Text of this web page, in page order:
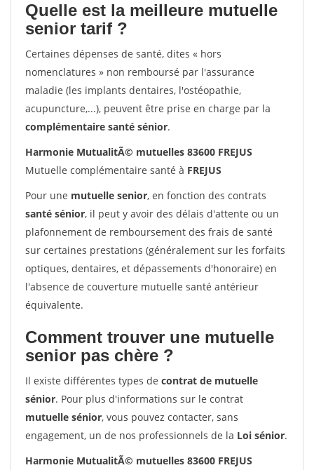
Quelle est la meilleure mutuelle
senior tarif ?
Certaines dépenses de santé, dites « hors
nomenclatures » non remboursé par l'assurance
maladie (les implants dentaires, l'ostéopathie,
acupuncture,...), peuvent être prise en charge par la
complémentaire santé sénior.
Harmonie MutualitÃ© mutuelles 83600 FREJUS
Mutuelle complémentaire santé à FREJUS
Pour une mutuelle senior, en fonction des contrats
santé sénior, il peut y avoir des délais d'attente ou un
plafonnement de remboursement des frais de santé
sur certaines prestations (généralement sur les forfaits
optiques, dentaires, et dépassements d'honoraire) en
l'absence de couverture mutuelle santé antérieur
équivalente.
Comment trouver une mutuelle
senior pas chère ?
Il existe différentes types de contrat de mutuelle
sénior. Pour plus d'informations sur le contrat
mutuelle sénior, vous pouvez contacter, sans
engagement, un de nos professionnels de la Loi sénior.
Harmonie MutualitÃ© mutuelles 83600 FREJUS